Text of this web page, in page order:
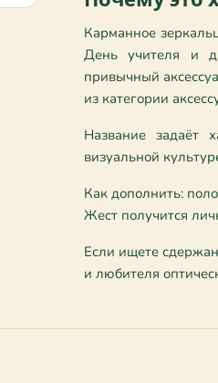
Карманное
День учителя и
привычный
из категории
Название задаёт
визуальной
Как дополнить:
Жест получится
Если ищете
и любителя